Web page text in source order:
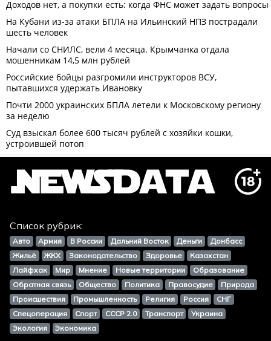
Список рубрик:
Авто Армия В России Дальний Восток Деньги
Донбасс
Жильё
ЖКХ Законодательство Здоровье
Казахстан
Лайфхак
Мир Мнение Новые территории
Образование
Обратная связь
Общество Политика Правосудие
Природа
Происшествия
Промышленность Религия Россия
СНГ
Спецоперация
Спорт СССР 2.0 Транспорт
Украина
Экология
Экономика